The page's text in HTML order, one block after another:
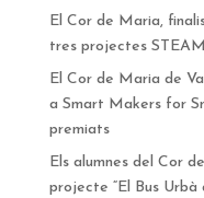
El Cor de Maria,
tres projectes STEAM
El Cor de Maria de
a Smart Makers for
premiats
Els alumnes del Cor
projecte “El Bus Urbà